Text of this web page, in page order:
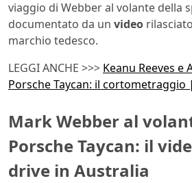
viaggio di Webber al volante della
documentato da un video
marchio tedesco.
LEGGI ANCHE >>> Keanu Reeves e
Porsche Taycan: il cortometraggio
Mark Webber al
Porsche Taycan: il
drive in Australia